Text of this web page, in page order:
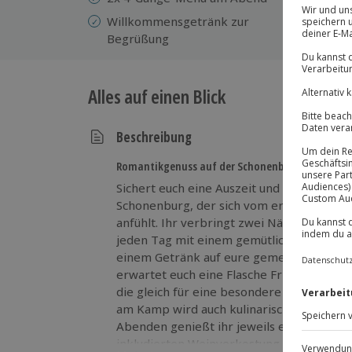
Willkommensgetränk zur
Begrüßung
Alles auf einen Blick
Beschreibung
Romantikgenuss auf der Schonenburg
Sichert euch eine Auszeit und genießt
Schonenburg, der sich vom ersten
anfühlt. Ihr verbringt zwei Nächte im
jeden Tag mit einem gemütlichen
einem Getränk auf eure gemeinsame
erwartet euch eine Flasche Frizzante im
die gleich für eine besondere Stimmung
am Kamp wird auch kulinarisch zu einem
Abenden genießt ihr jeweils ein
inkludierten Weinverkostung. So erlebt